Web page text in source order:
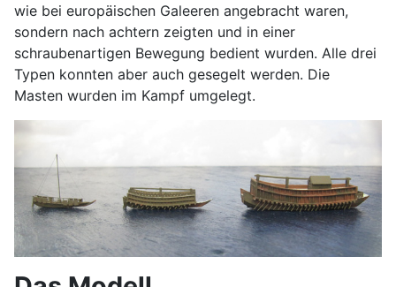
wie bei europäischen Galeeren angebracht waren,
sondern nach achtern zeigten und in einer
schraubenartigen Bewegung bedient wurden. Alle drei
Typen konnten aber auch gesegelt werden. Die
Masten wurden im Kampf umgelegt.